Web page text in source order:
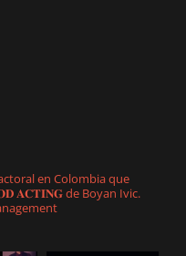
en Colombia que
𝐀𝐂𝐓𝐈𝐍𝐆 de Boyan Ivic.